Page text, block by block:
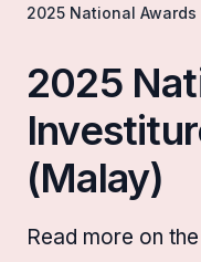
2025 National
2025
(Malay)
Read more on